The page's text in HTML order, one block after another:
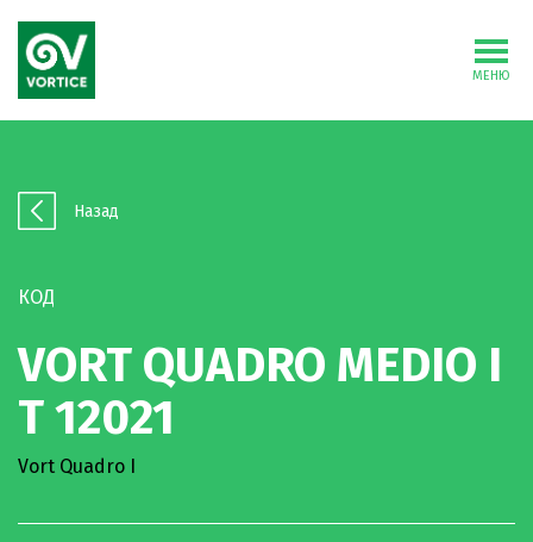
МЕНЮ
Назад
КОД
VORT QUADRO MEDIO I
T 12021
Vort Quadro I